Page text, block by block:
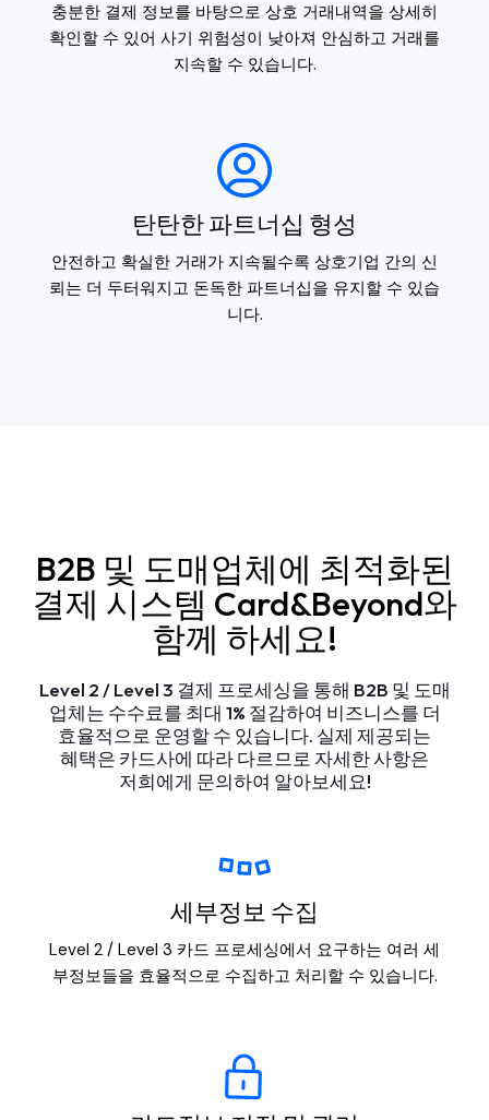
충분한 결제 정보를 바탕으로 상호 거래내역을 상세히
확인할 수 있어 사기 위험성이 낮아져 안심하고 거래를
지속할 수 있습니다.
탄탄한 파트너십 형성
안전하고 확실한 거래가 지속될수록 상호기업 간의 신
뢰는 더 두터워지고 돈독한 파트너십을 유지할 수 있습
니다.
B2B 및 도매업체에 최적화된
결제 시스템 Card&Beyond와
함께 하세요!
Level 2/ Level3 결제 프로세싱을 통해 B2B 및 도매
업체는 수수료를 최대 1% 절감하여 비즈니스를 더
효율적으로 운영할수 있습니다. 실제 제공되는
혜택은 카드사에 따라다르므로 자세한사항은
저희에게 문의하여 알아보세요!
세부정보 수집
Level 2 / Level 3 카드 프로세싱에서 요구하는 여러 세
부정보들을 효율적으로 수집하고 처리할 수 있습니다.